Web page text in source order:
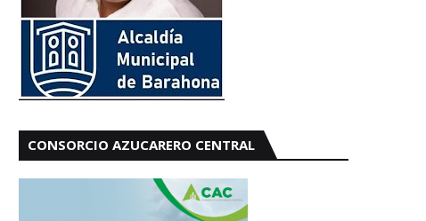
CONSORCIO AZUCARERO CENTRAL